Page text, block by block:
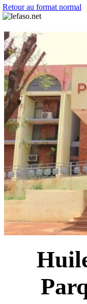
Retour au format normal